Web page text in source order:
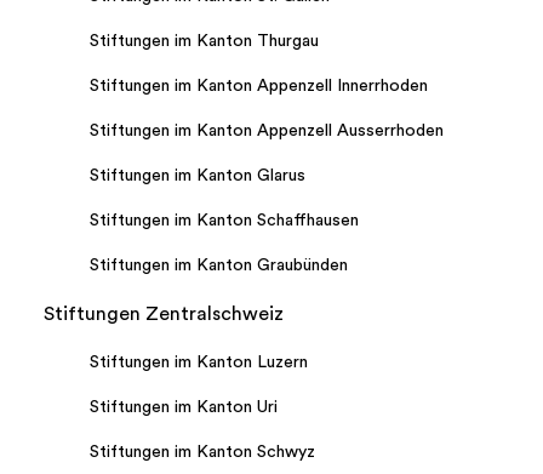
Stiftungen im Kanton Thurgau
Stiftungen im Kanton Appenzell Innerrhoden
Stiftungen im Kanton Appenzell Ausserrhoden
Stiftungen im Kanton Glarus
Stiftungen im Kanton Schaffhausen
Stiftungen im Kanton Graubünden
Stiftungen Zentralschweiz
Stiftungen im Kanton Luzern
Stiftungen im Kanton Uri
Stiftungen im Kanton Schwyz